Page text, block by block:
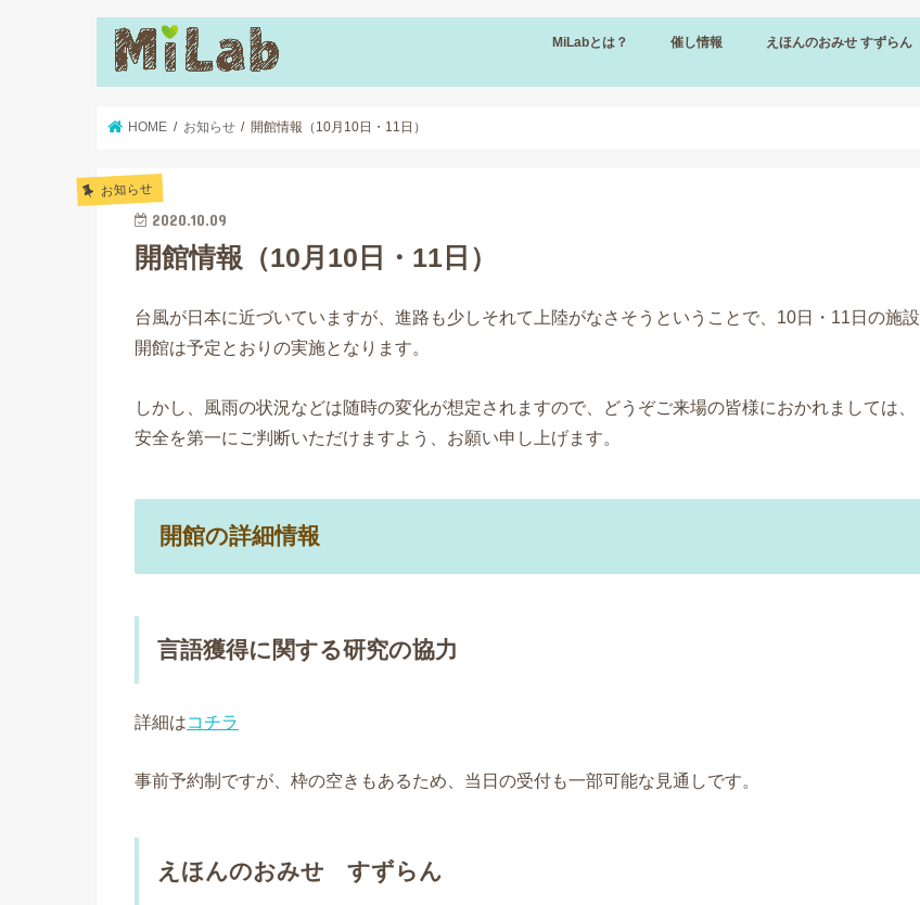
MiLabとは？ 催し情報
催し情報
【募集】研究協力（謝礼あり）
オープニングイベント
えほんのおみせ すずらん
えほんのおみせ すずらん
きまりごと（すずらん）
販売について（すずらん）
HOME お知らせ 開館情報（10月10日・11日）
お知らせ
2020.10.09
開館情報（10月10日・11日）
台風が日本に近づいていますが、進路も少しそれて上陸がなさそうということで、10日・11日の施設
開館は予定とおりの実施となります。
しかし、風雨の状況などは随時の変化が想定されますので、どうぞご来場の皆様におかれましては、
安全を第一にご判断いただけますよう、お願い申し上げます。
開館の詳細情報
言語獲得に関する研究の協力
詳細はコチラ
事前予約制ですが、枠の空きもあるため、当日の受付も一部可能な見通しです。
えほんのおみせ すずらん